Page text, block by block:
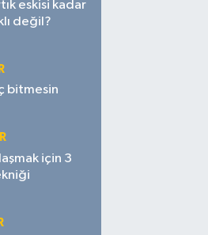
eskisi kadar
değil?
bitmesin
için 3